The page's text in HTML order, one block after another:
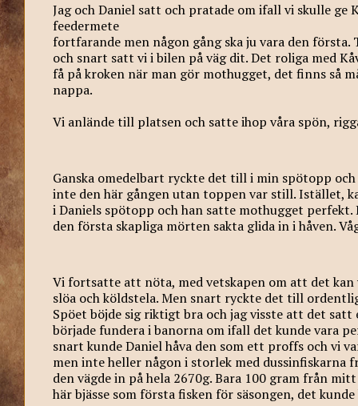
Jag och Daniel satt och pratade om ifall vi skulle ge
feedermete
fortfarande men någon gång ska ju vara den
och snart satt vi i bilen på väg dit. Det roliga med
få på kroken när man gör mothugget, det finns så
nappa.
Vi anlände till platsen och satte ihop våra spön,
Ganska omedelbart ryckte det till i min spötopp
inte den här gången utan toppen var still. Istället,
i Daniels spötopp och han satte mothugget
den första skapliga mörten sakta glida in i håven.
Vi fortsatte att nöta, med vetskapen om att det
slöa och köldstela. Men snart ryckte det till
Spöet böjde sig riktigt bra och jag visste att det
började fundera i banorna om ifall det kunde vara
snart kunde Daniel håva den som ett proffs och vi
men inte heller någon i storlek med dussinfiskarna
den vägde in på hela 2670g. Bara 100 gram från
här bjässe som första fisken för säsongen, det